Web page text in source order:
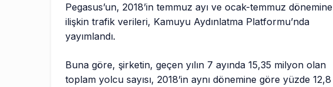
Pegasus’un, 2018’in temmuz ayı ve ocak-temmuz dönemine
ilişkin trafik verileri, Kamuyu Aydınlatma Platformu’nda
yayımlandı.
Buna göre, şirketin, geçen yılın 7 ayında 15,35 milyon olan
toplam yolcu sayısı, 2018’in aynı dönemine göre yüzde 12,8